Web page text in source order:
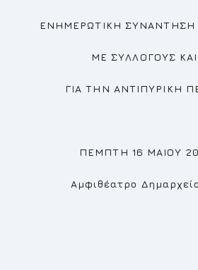
ΕΝΗΜΕΡΩΤΙΚΗ ΣΥΝΑΝΤΗΣΗ
ΜΕ ΣΥΛΛΟΓΟΥΣ
ΓΙΑ ΤΗΝ ΑΝΤΙΠΥΡΙΚΗ
ΠΕΜΠΤΗ 16 ΜΑΙΟΥ
Αμφιθέατρο